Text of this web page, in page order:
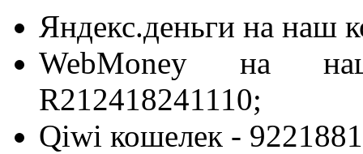
Яндекс.деньги на наш
WebMoney на
R212418241110;
Qiwi кошелек -